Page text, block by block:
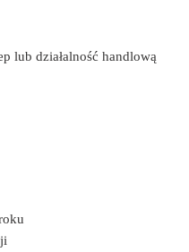
lub działalność handlową